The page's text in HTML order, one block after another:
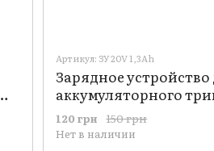
Артикул: ЗУ 20V 1,3Ah
Зарядное устройство
аккумуляторного
Procraft PTA24 20V 1,3Ah
150 грн
120 грн
Нет в наличии